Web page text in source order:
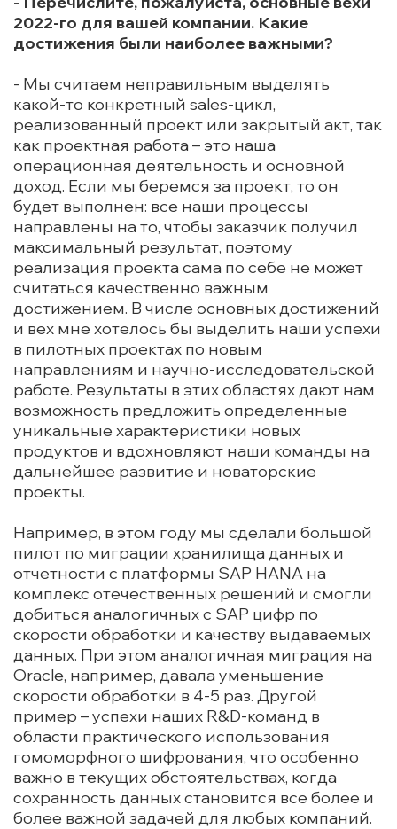
2022-го для вашей компании. Какие
достижения были наиболее важными?
- Мы считаем неправильным выделять
какой-то конкретный sales-цикл,
реализованный проект или закрытый акт, так
как проектная работа – это наша
операционная деятельность и основной
доход. Если мы беремся за проект, то он
будет выполнен: все наши процессы
направлены на то, чтобы заказчик получил
максимальный результат, поэтому
реализация проекта сама по себе не может
считаться качественно важным
достижением. В числе основных достижений
и вех мне хотелось бы выделить наши успехи
в пилотных проектах по новым
направлениям и научно-исследовательской
работе. Результаты в этих областях дают нам
возможность предложить определенные
уникальные характеристики новых
продуктов и вдохновляют наши команды на
дальнейшее развитие и новаторские
проекты.
Например, в этом году мы сделали большой
пилот по миграции хранилища данных и
отчетности с платформы SAP HANA на
комплекс отечественных решений и смогли
добиться аналогичных с SAP цифр по
скорости обработки и качеству выдаваемых
данных. При этом аналогичная миграция на
Oracle, например, давала уменьшение
скорости обработки в 4-5 раз. Другой
пример – успехи наших R&D-команд в
области практического использования
гомоморфного шифрования, что особенно
важно в текущих обстоятельствах, когда
сохранность данных становится все более и
более важной задачей для любых компаний.